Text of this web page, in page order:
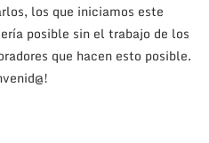
los que iniciamos este
posible sin el trabajo de los
que hacen esto posible.